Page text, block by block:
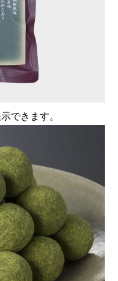
できます。